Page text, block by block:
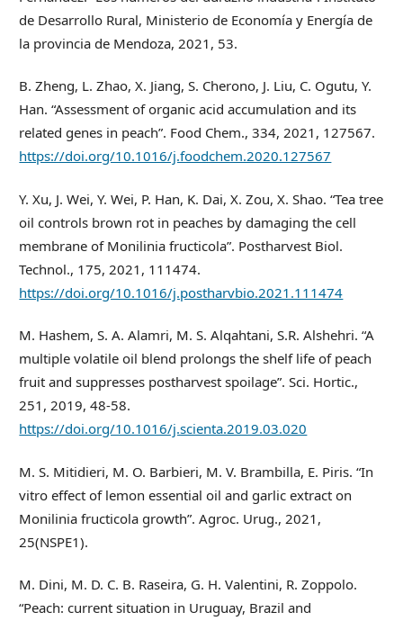
de Desarrollo Rural, Ministerio de Economía y Energía de
la provincia de Mendoza, 2021, 53.
B. Zheng, L. Zhao, X. Jiang, S. Cherono, J. Liu, C. Ogutu, Y.
Han. “Assessment of organic acid accumulation and its
related genes in peach”. Food Chem., 334, 2021, 127567.
https://doi.org/10.1016/j.foodchem.2020.127567
Y. Xu, J. Wei, Y. Wei, P. Han, K. Dai, X. Zou, X. Shao. “Tea tree
oil controls brown rot in peaches by damaging the cell
membrane of Monilinia fructicola”. Postharvest Biol.
Technol., 175, 2021, 111474.
https://doi.org/10.1016/j.postharvbio.2021.111474
M. Hashem, S. A. Alamri, M. S. Alqahtani, S.R. Alshehri. “A
multiple volatile oil blend prolongs the shelf life of peach
fruit and suppresses postharvest spoilage”. Sci. Hortic.,
251, 2019, 48-58.
https://doi.org/10.1016/j.scienta.2019.03.020
M. S. Mitidieri, M. O. Barbieri, M. V. Brambilla, E. Piris. “In
vitro effect of lemon essential oil and garlic extract on
Monilinia fructicola growth”. Agroc. Urug., 2021,
25(NSPE1).
M. Dini, M. D. C. B. Raseira, G. H. Valentini, R. Zoppolo.
“Peach: current situation in Uruguay, Brazil and